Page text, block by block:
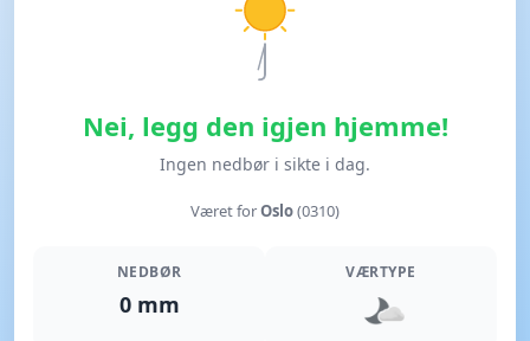
Nei, legg den igjen hjemme!
Ingen nedbør i sikte i dag.
Været forOslo(0310)
NEDBØR
0 mm
VÆRTYPE